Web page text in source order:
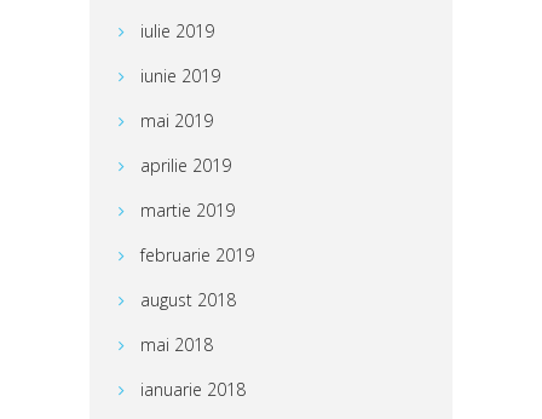
iulie 2019
iunie 2019
mai 2019
aprilie 2019
martie 2019
februarie 2019
august 2018
mai 2018
ianuarie 2018